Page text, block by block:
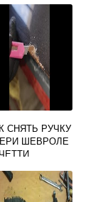
СНЯТЬ РУЧКУ
ШЕВРОЛЕ